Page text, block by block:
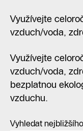
Využívejte
vzduch/voda,
Využívejte
vzduch/voda,
bezplatnou
vzduchu.
Vyhledat